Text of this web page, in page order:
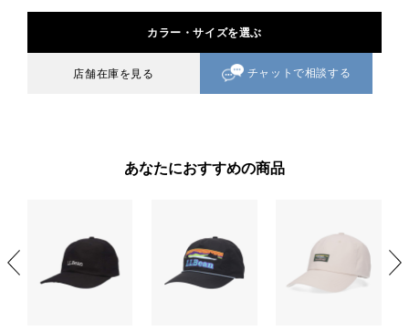
カラー・サイズを選ぶ
店舗在庫を見る チャットで相談する
あなたにおすすめの商品